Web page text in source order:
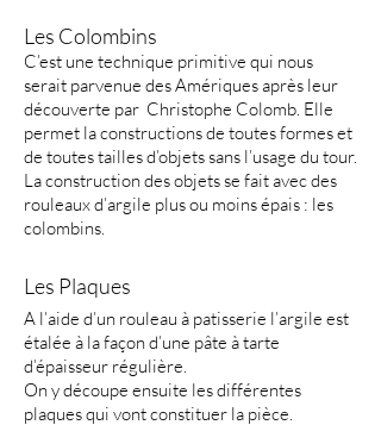
Les Colombins
C’est une technique primitive qui nous
serait parvenue des Amériques après leur
découverte par Christophe Colomb. Elle
permet la constructions de toutes formes et
de toutes tailles d’objets sans l’usage du tour.
La construction des objets se fait avec des
rouleaux d’argile plus ou moins épais : les
colombins.
Les Plaques
A l’aide d’un rouleau à patisserie l’argile est
étalée à la façon d’une pâte à tarte
d’épaisseur régulière.
On y découpe ensuite les différentes
plaques qui vont constituer la pièce.